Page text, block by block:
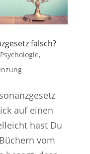
falsch?
Psychologie,
auf einen
hast Du
vom